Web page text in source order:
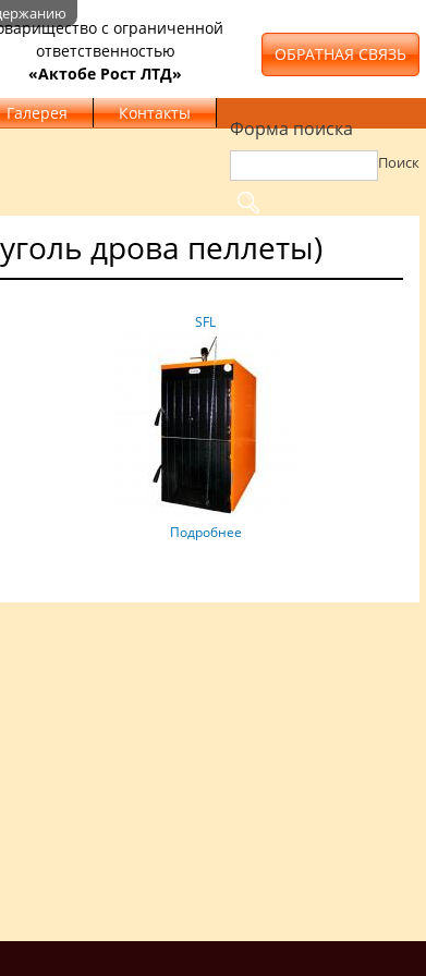
с ограниченной
ответственностью
«Актобе Рост ЛТД»
ОБРАТНАЯ СВЯЗЬ
Галерея Контакты
Форма поиска
Поиск
дрова пеллеты)
SFL
Подробнее